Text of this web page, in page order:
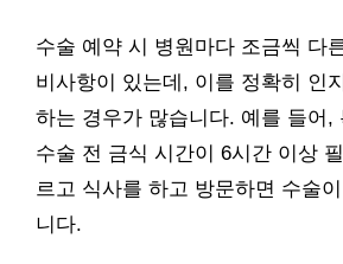
수술 예약 시 병원마다 조금씩 다
비사항이 있는데, 이를 정확히 인
하는 경우가 많습니다. 예를 들어,
수술 전 금식 시간이 6시간 이상
르고 식사를 하고 방문하면 수술
니다.